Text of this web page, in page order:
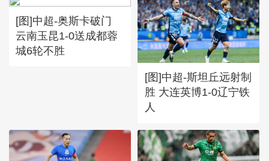
[图]中超-奥斯卡破门
云南玉昆1-0送成都蓉
城6轮不胜
[图]中超-斯坦丘远射制
胜 大连英博1-0辽宁铁
人